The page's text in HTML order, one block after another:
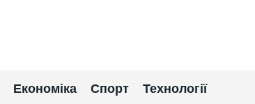
Економіка Спорт Технології